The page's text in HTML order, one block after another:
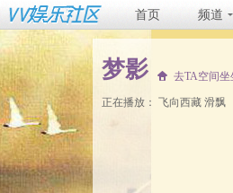
首页 频道
梦影 去TA空间坐
正在播放： 飞向西藏 滑飘